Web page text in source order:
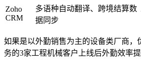
Zoho
CRM
多语种自动翻译、跨境结算数
据同步
如果是以外勤销售为主的设备类厂商，
务的3家工程机械客户上线后外勤效率